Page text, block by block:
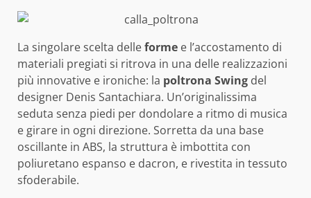
La singolare scelta delleforme e l’accostamento di
materiali pregiati si ritrova in una delle realizzazioni
più innovative e ironiche: la poltrona Swing del
designer Denis Santachiara. Un’originalissima
seduta senza piedi per dondolare a ritmo di musica
e girare in ogni direzione. Sorretta da una base
oscillante in ABS, la struttura è imbottita con
poliuretano espanso e dacron, e rivestita in tessuto
sfoderabile.